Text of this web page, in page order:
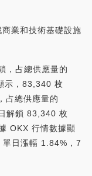
業和技術基礎設施
，占總供應量的
示，83,340 枚
占總供應量的
解鎖 83,340 枚
OKX 行情數據顯
日漲幅 1.84%，7